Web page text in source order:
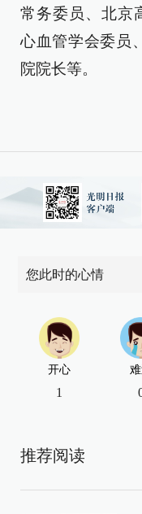
常务委员、北京
心血管学会委员
院院长等。
您此时的心情
开心
1
推荐阅读